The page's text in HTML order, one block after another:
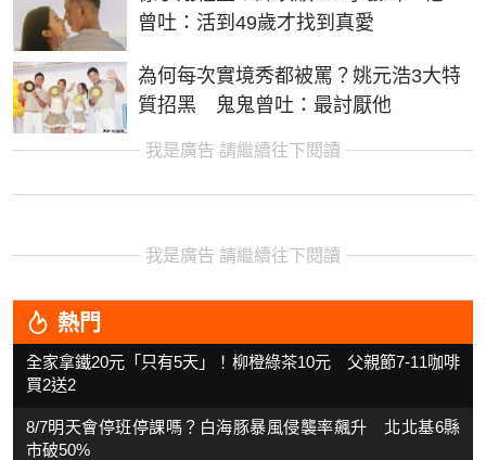
曾吐：活到49歲才找到真愛
為何每次實境秀都被罵？姚元浩3大特
質招黑 鬼鬼曾吐：最討厭他
我是廣告 請繼續往下閱讀
我是廣告 請繼續往下閱讀
熱門
全家拿鐵20元「只有5天」！柳橙綠茶10元 父親節7-11咖啡
買2送2
8/7明天會停班停課嗎？白海豚暴風侵襲率飆升 北北基6縣
市破50%